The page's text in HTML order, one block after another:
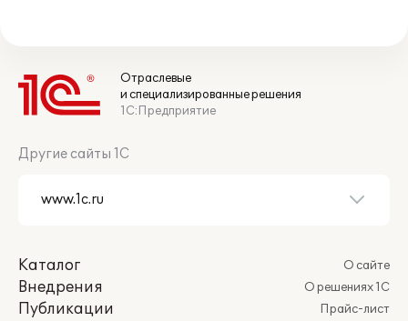
Отраслевые
и специализированные решения
1С:Предприятие
Другие сайты 1С
Каталог
Внедрения
Публикации
О сайте
О решениях 1С
Прайс-лист